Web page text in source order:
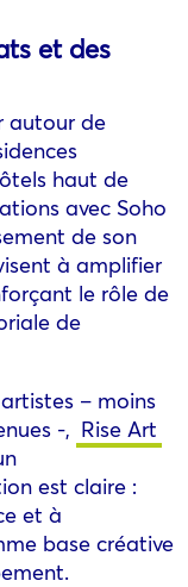
et des
autour de
haut de
avec Soho
de son
à amplifier
le rôle de
de
– moins
-, Rise Art
est claire :
et à
base créative